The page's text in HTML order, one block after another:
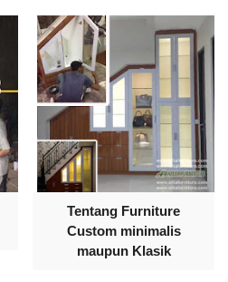
Tentang Furniture
Custom minimalis
maupun Klasik